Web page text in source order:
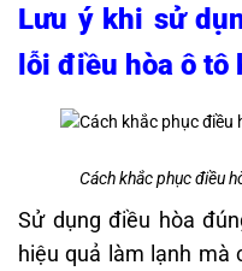
Lưu ý khi sử
lỗi điều hòa ô tô
Cách khắc phục điều
Sử dụng điều hòa
hiệu quả làm lạnh mà